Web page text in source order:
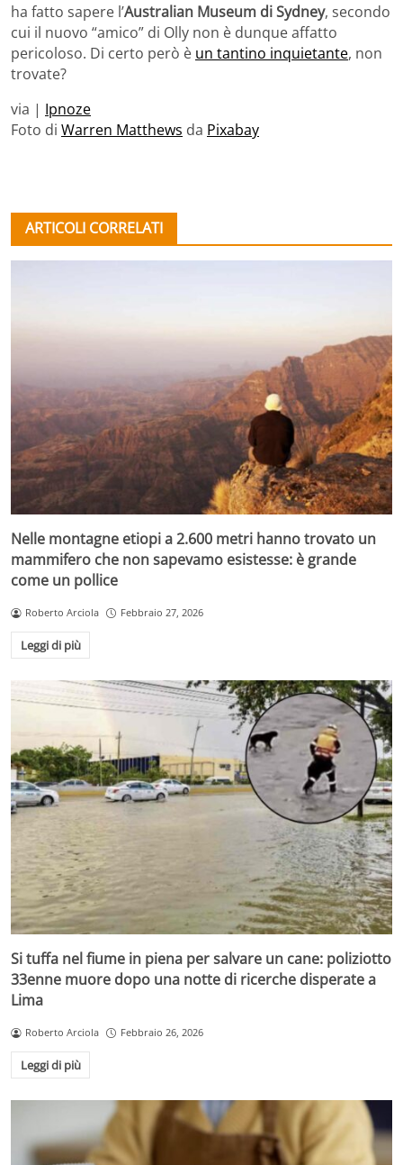
ha fatto sapere l’Australian Museum di Sydney, secondo
cui il nuovo “amico” di Olly non è dunque affatto
pericoloso. Di certo però è un tantino inquietante, non
trovate?
via | Ipnoze
Foto di Warren Matthews da Pixabay
ARTICOLI CORRELATI
Nelle montagne etiopi a 2.600 metri hanno trovato un
mammifero che non sapevamo esistesse: è grande
come un pollice
Roberto Arciola Febbraio 27, 2026
Leggi di più
Si tuffa nel fiume in piena per salvare un cane: poliziotto
33enne muore dopo una notte di ricerche disperate a
Lima
Roberto Arciola Febbraio 26, 2026
Leggi di più